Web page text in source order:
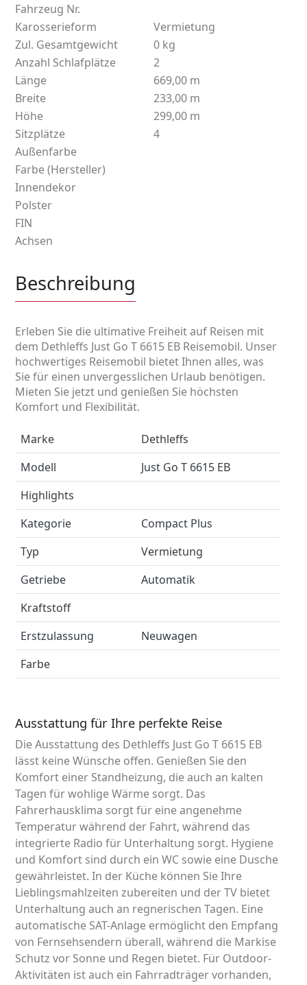
Fahrzeug Nr.
Karosserieform
Vermietung
Zul. Gesamtgewicht
0 kg
Anzahl Schlafplätze
2
Länge
669,00 m
Breite
233,00 m
Höhe
299,00 m
Sitzplätze
4
Außenfarbe
Farbe (Hersteller)
Innendekor
Polster
FIN
Achsen
Beschreibung
Erleben Sie die ultimative Freiheit auf Reisen mit
dem Dethleffs Just Go T 6615 EB Reisemobil. Unser
hochwertiges Reisemobil bietet Ihnen alles, was
Sie für einen unvergesslichen Urlaub benötigen.
Mieten Sie jetzt und genießen Sie höchsten
Komfort und Flexibilität.
Marke
Dethleffs
Modell
Just Go T 6615 EB
Highlights
Kategorie
Compact Plus
Typ
Vermietung
Getriebe
Automatik
Kraftstoff
Erstzulassung
Neuwagen
Farbe
Ausstattung für Ihre perfekte Reise
Die Ausstattung des Dethleffs Just Go T 6615 EB
lässt keine Wünsche offen. Genießen Sie den
Komfort einer Standheizung, die auch an kalten
Tagen für wohlige Wärme sorgt. Das
Fahrerhausklima sorgt für eine angenehme
Temperatur während der Fahrt, während das
integrierte Radio für Unterhaltung sorgt. Hygiene
und Komfort sind durch ein WC sowie eine Dusche
gewährleistet. In der Küche können Sie Ihre
Lieblingsmahlzeiten zubereiten und der TV bietet
Unterhaltung auch an regnerischen Tagen. Eine
automatische SAT-Anlage ermöglicht den Empfang
von Fernsehsendern überall, während die Markise
Schutz vor Sonne und Regen bietet. Für Outdoor-
Aktivitäten ist auch ein Fahrradträger vorhanden,